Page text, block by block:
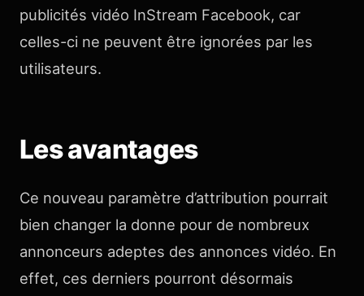
publicités vidéo InStream Facebook, car
celles-ci ne peuvent être ignorées par les
utilisateurs.
Les avantages
Ce nouveau paramètre d’attribution pourrait
bien changer la donne pour de nombreux
annonceurs adeptes des annonces vidéo. En
effet, ces derniers pourront désormais